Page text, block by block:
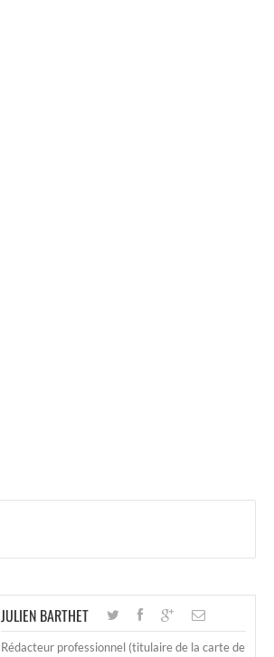
JULIEN BARTHET
Rédacteur professionnel (titulaire de la carte de